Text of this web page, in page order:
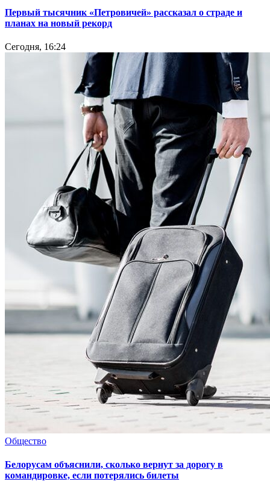
Первый тысячник «Петровичей» рассказал о страде и
планах на новый рекорд
Сегодня, 16:24
Общество
Белорусам объяснили, сколько вернут за дорогу в
командировке, если потерялись билеты